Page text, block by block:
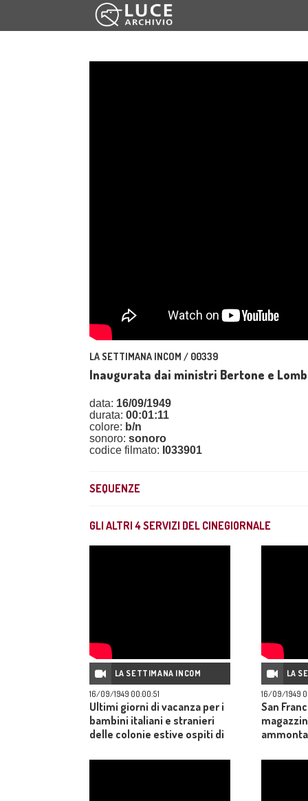
LA SETTIMANA INCOM / 00339
Inaugurata dai ministri Bertone e
data: 16/09/1949
durata: 00:01:11
colore: b/n
sonoro: sonoro
codice filmato: I033901
SEQUENZE
GLI ALTRI 4SERVIZI DEL CINEGIORNALE
LA SETTIMANA INCOM
16/09/1949 00:00:51
Ultimi giorni di vacanza per i
bambini italiani e stranieri
delle colonie estive ospiti di
LA
16/09/1949
San
con la